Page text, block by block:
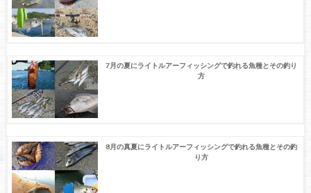
7月の夏にライトルアーフィッシングで釣れる魚種とその釣り
方
8月の真夏にライトルアーフィッシングで釣れる魚種とその釣
り方